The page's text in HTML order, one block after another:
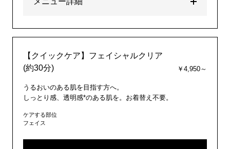
【クイックケア】フェイシャルクリア
(約30分)
￥4,950～
うるおいのある肌を目指す方へ。
しっとり感、透明感*のある肌を。お着替え不要。
ケアする部位
フェイス